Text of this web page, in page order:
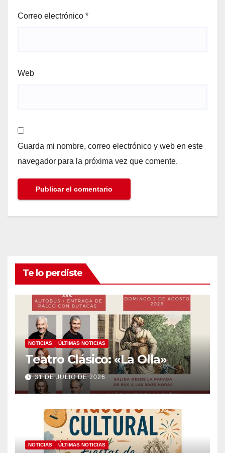
Correo electrónico *
Web
Guarda mi nombre, correo electrónico y web en este
navegador para la próxima vez que comente.
Te lo perdiste
NOTICIAS ÚLTIMAS NOTICIAS
Teatro Clásico: «La Olla»
31 DE JULIO DE 2026
NOTICIAS ÚLTIMAS NOTICIAS